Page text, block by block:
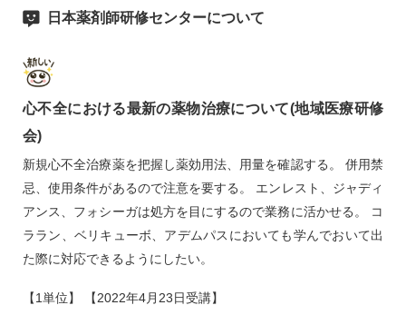
日本薬剤師研修センターについて
心不全における最新の薬物治療について(地域医療研修
会)
新規心不全治療薬を把握し薬効用法、用量を確認する。 併用禁
忌、使用条件があるので注意を要する。 エンレスト、ジャディ
アンス、フォシーガは処方を目にするので業務に活かせる。 コ
ララン、ベリキューボ、アデムパスにおいても学んでおいて出
た際に対応できるようにしたい。
【1単位】 【2022年4月23日受講】